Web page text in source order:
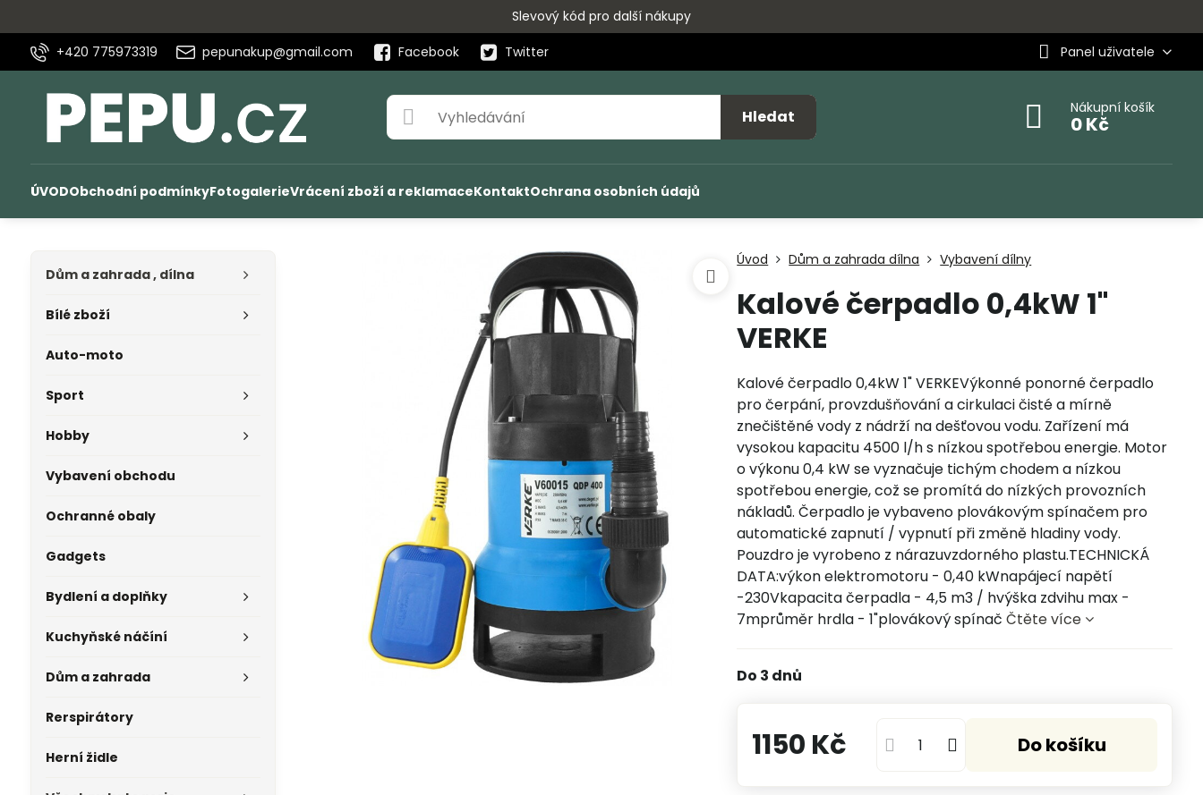
Slevový kód pro další nákupy
+420 775973319
pepunakup@gmail.com Facebook Twitter Panel uživatele
Hledat Nákupní košík
0 Kč
ÚVODObchodní podmínkyFotogalerieVrácení zboží a reklamaceKontaktOchrana osobních údajů
Úvod Dům a zahrada dílna Vybavení dílny
Kalové čerpadlo 0,4kW 1"
VERKE
Kalové čerpadlo 0,4kW 1" VERKEVýkonné ponorné čerpadlo
pro čerpání, provzdušňování a cirkulaci čisté a mírně
znečištěné vody z nádrží na dešťovou vodu. Zařízení má
vysokou kapacitu 4500 l/h s nízkou spotřebou energie. Motor
o výkonu 0,4 kW se vyznačuje tichým chodem a nízkou
spotřebou energie, což se promítá do nízkých provozních
nákladů. Čerpadlo je vybaveno plovákovým spínačem pro
automatické zapnutí / vypnutí při změně hladiny vody.
Pouzdro je vyrobeno z nárazuvzdorného plastu.TECHNICKÁ
DATA:výkon elektromotoru - 0,40 kWnapájecí napětí
-230Vkapacita čerpadla - 4,5 m3 / hvýška zdvihu max -
7mprůměr hrdla - 1"plovákový spínačČtěte více
Do 3 dnů
1150 Kč Do košíku
Dům a zahrada , dílna
Bílé zboží
Auto-moto
Sport
Hobby
Vybavení obchodu
Ochranné obaly
Gadgets
Bydlení a doplňky
Kuchyňské náčíní
Dům a zahrada
Rerspirátory
Herní židle